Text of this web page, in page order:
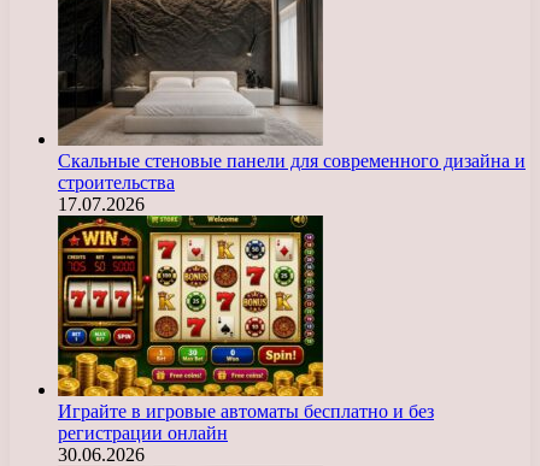
Скальные стеновые панели для современного дизайна и
строительства
17.07.2026
Играйте в игровые автоматы бесплатно и без
регистрации онлайн
30.06.2026